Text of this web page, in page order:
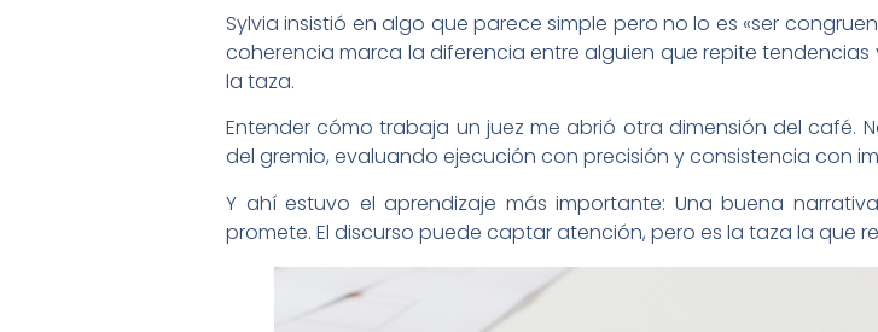
Sylvia insistió en algo que parece simple pero no lo es «ser
coherencia marca la diferencia entre alguien que repite
la taza.
Entender cómo trabaja un juez me abrió otra dimensión del café.
del gremio, evaluando ejecución con precisión y consistencia con
Y ahí estuvo el aprendizaje más importante: Una buena
promete. El discurso puede captar atención, pero es la taza la que